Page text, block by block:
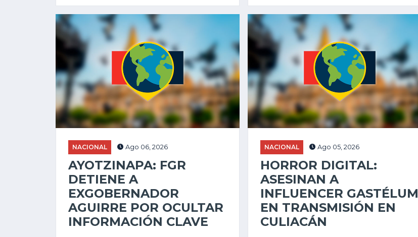
NACIONAL Ago 06, 2026
AYOTZINAPA: FGR
DETIENE A
EXGOBERNADOR
AGUIRRE POR OCULTAR
INFORMACIÓN CLAVE
NACIONAL Ago 05, 2026
HORROR DIGITAL:
ASESINAN A
INFLUENCER GASTÉLUM
EN TRANSMISIÓN EN
CULIACÁN